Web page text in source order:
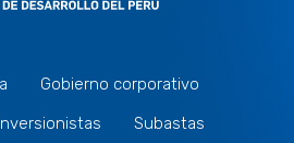
Gobierno corporativo
Subastas